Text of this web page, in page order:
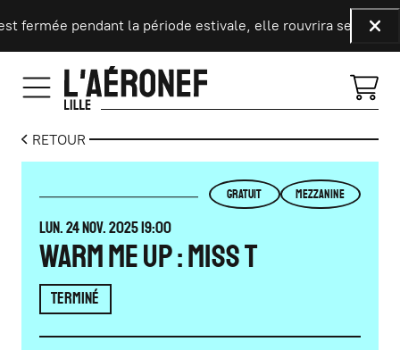
pendant la période estivale, elle rouvrira ses
RETOUR
GRATUIT MEZZANINE
LUNDI
LUN. 24 NOVEMBRE
NOV. 2025 19:00
WARM ME UP : MISS T
TERMINÉ